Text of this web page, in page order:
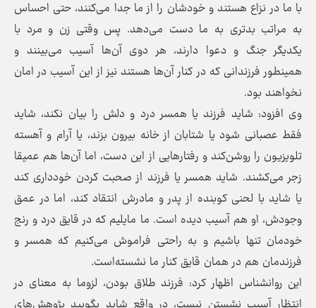
با ما در نزاع هستند و خودشان را از ما جدا می‌کنند، حتی احساس
به مراتب بدتری به ما دست می‌دهد. پس وقتی زن و مرد با
یکدیگر جنگ و دعوا دارند، هر دوی آن‌ها آسیب می‌بینند و
همینطور فرزندانی که در کنار آن‌ها هستند نیز از این آسیب در امان
نخواهند بود.
وی افزود: شاید فرزند یا همسر درد و دلش را بیان نکند، شاید
فقط عصبانی شود یا شتابان از خانه بیرون بزند، یا آرام و آهسته
تلویزیون را روشن‌کند و رفتار‌هایی از این دست، اما آن‌ها هم عمیقا
زجر می‌کشند. شاید همسر یا فرزند از صحبت کردن خودداری کند
یا شاید با لحنی کوبنده از پدر و مادرش انتقاد کند، اما در عمق
وجودش، او هم آسیب دیده است. ما مایلیم که در قایق درد و رنج
خودمان تنها‌ باشیم و به راحتی فراموش می‌کنیم که همسر و
فرزندمان هم در همان قایق کنار ما نشسته‌است.
این روانشناس اظهار کرد: فرزند طلاق بودن، لزوما به معنای در